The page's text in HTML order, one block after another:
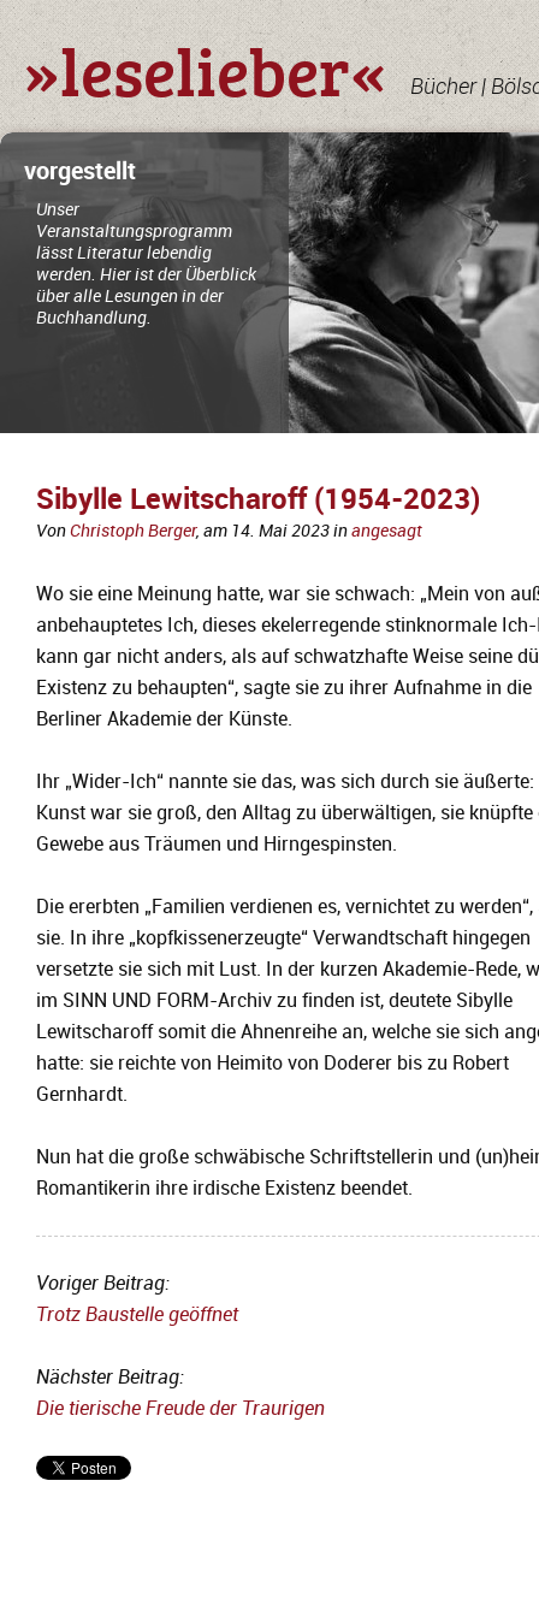
»leselieber« Bücher |
vorgestellt
Unser
Veranstaltungsprogramm
lässt Literatur lebendig
werden. Hier ist der Überblick
über alle Lesungen in der
Buchhandlung.
Sibylle Lewitscharoff (1954-2023)
VonChristoph Berger, am 14. Mai 2023inangesagt
Wo sie eine Meinung hatte, war sie schwach: „Mein von
anbehauptetes Ich, dieses ekelerregende stinknormale
kann gar nicht anders, als auf schwatzhafte Weise seine
Existenz zu behaupten“, sagte sie zu ihrer Aufnahme in die
Berliner Akademie der Künste.
Ihr „Wider-Ich“ nannte sie das, was sich durch sie
Kunst war sie groß, den Alltag zu überwältigen, sie knüpfte
Gewebe aus Träumen und Hirngespinsten.
Die ererbten „Familien verdienen es, vernichtet zu werden“,
sie. In ihre „kopfkissenerzeugte“ Verwandtschaft hingegen
versetzte sie sich mit Lust. In der kurzen Akademie-Rede,
im SINN UND FORM-Archiv zu finden ist, deutete Sibylle
Lewitscharoff somit die Ahnenreihe an, welche sie sich
hatte: sie reichte von Heimito von Doderer bis zu Robert
Gernhardt.
Nun hat die große schwäbische Schriftstellerin und
Romantikerin ihre irdische Existenz beendet.
Voriger Beitrag:
Trotz Baustelle geöffnet
Nächster Beitrag:
Die tierische Freude der Traurigen